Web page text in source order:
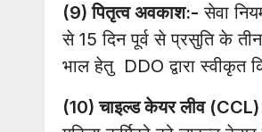
(9) पितृत्व अवकाश:- सेवा
से 15 दिन पूर्व से प्रसुति के
भाल हेतु DDO द्वारा स्वीकृत
(10) चाइल्ड केयर लीव